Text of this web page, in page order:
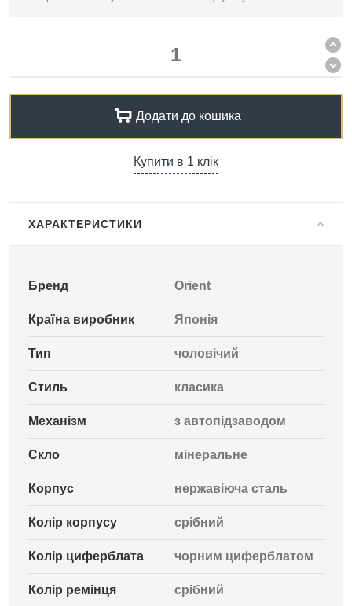
Додати до кошика
Купити в 1 клік
ХАРАКТЕРИСТИКИ
Бренд Orient
Країна виробник Японія
Тип чоловічий
Стиль класика
Механізм з автопідзаводом
Скло мінеральне
Корпус нержавіюча сталь
Колір корпусу срібний
Колір циферблата чорним циферблатом
Колір ремінця срібний